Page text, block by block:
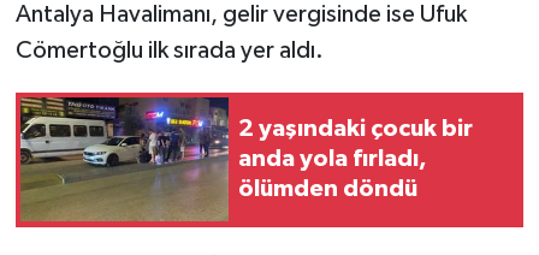
Antalya Havalimanı, gelir vergisinde ise Ufuk
Cömertoğlu ilk sırada yer aldı.
2 yaşındaki çocuk bir
anda yola fırladı,
ölümden döndü
Sosyal medya
Spor
Teknoloji
Televizyon